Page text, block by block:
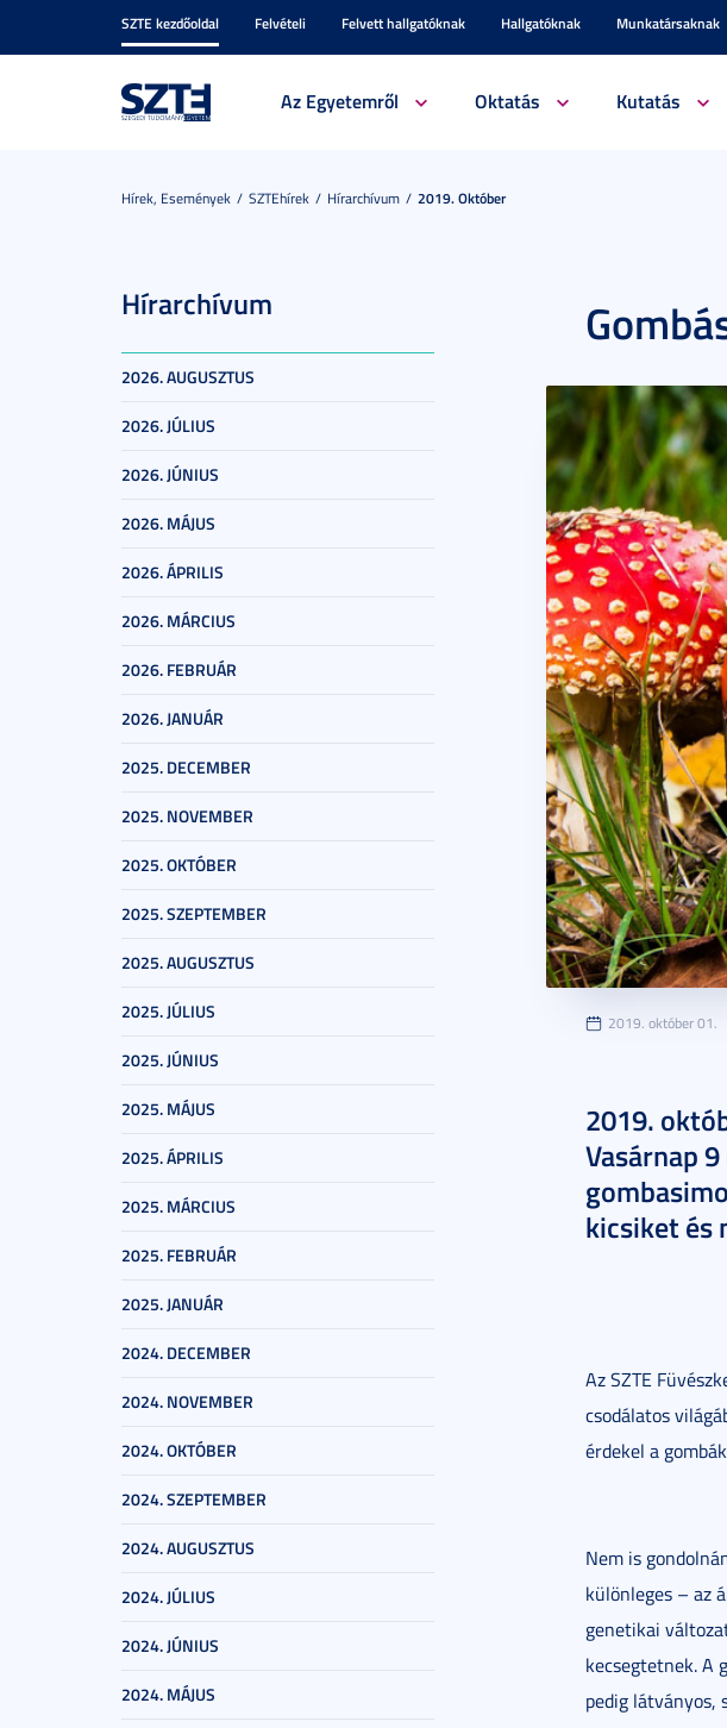
SZTE kezdőoldal Felvételi Felvett hallgatóknak Hallgatóknak Munkatársaknak
Az Egyetemről Oktatás Kutatás
Hírek, Események SZTEhírek Hírarchívum 2019. Október
Hírarchívum
2026. AUGUSZTUS
2026. JÚLIUS
2026. JÚNIUS
2026. MÁJUS
2026. ÁPRILIS
2026. MÁRCIUS
2026. FEBRUÁR
2026. JANUÁR
2025. DECEMBER
2025. NOVEMBER
2025. OKTÓBER
2025. SZEPTEMBER
2025. AUGUSZTUS
2025. JÚLIUS
2025. JÚNIUS
2025. MÁJUS
2025. ÁPRILIS
2025. MÁRCIUS
2025. FEBRUÁR
2025. JANUÁR
2024. DECEMBER
2024. NOVEMBER
2024. OKTÓBER
2024. SZEPTEMBER
2024. AUGUSZTUS
2024. JÚLIUS
2024. JÚNIUS
2024. MÁJUS
2019. október 01.
2019.
Vasárnap
kicsiket és
Az SZTE
csodálatos
érdekel a
Nem is
különleges – az
genetikai
kecsegtetnek. A
pedig látványos,